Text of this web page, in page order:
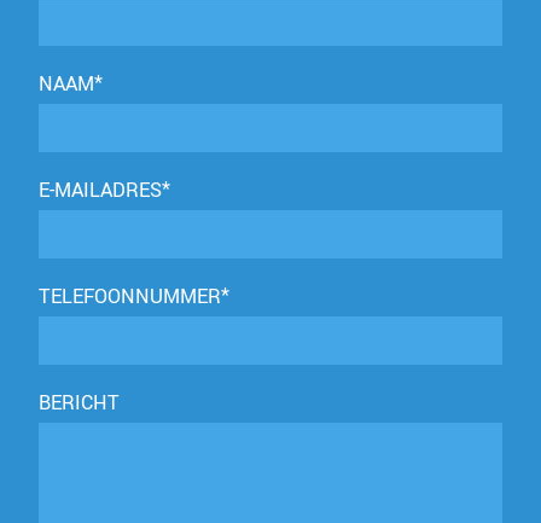
NAAM*
E-MAILADRES*
TELEFOONNUMMER*
BERICHT